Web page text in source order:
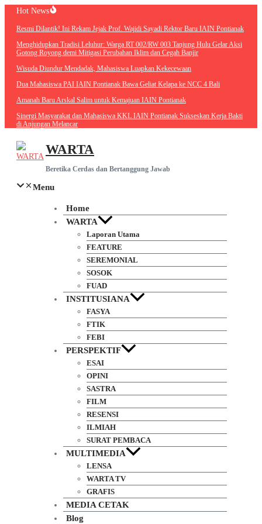
Lewati
konten
Hot News
Resmi Dilantik! Ini Rekam Jejak Prof. Wajidi Sayadi Rektor Baru IAIN
Menghidupkan Tradisi Leluhur: Warga RT 002/RW 003 Tanjung Hulu
Banjir
Wisuda Diundur Mendadak, Mahasiswa Luapkan Kekecewaan
Dua Mahasiswa PAI IAIN Pontianak Bawa Geliat Kelapa ke NCC 4 Bali
Amanah Baru Arskal Salim untuk Kemajuan IAIN Pontianak
Kerja Bakti di Anjungan Melancar
WARTA
Beretika Cerdas dan Bertanggung Jawab
Home
WARTA
Laporan Utama
FEATURE
SEREMONIAL
SOSOK
FUAD
INSTITUSIANA
FASYA
FTIK
FEBI
PERSPEKTIF
ESAI
OPINI
SASTRA
FILM
RESENSI
ILMIAH
SURAT PEMBACA
MULTIMEDIA
LENSA
WARTA TV
GRAFIS
MEDIA CETAK